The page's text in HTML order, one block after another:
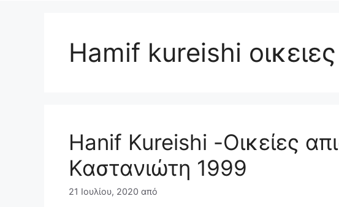
Hamif kureishi οικειες
Hanif Kureishi -Οικείες
Καστανιώτη 1999
21 Ιουλίου, 2020 από